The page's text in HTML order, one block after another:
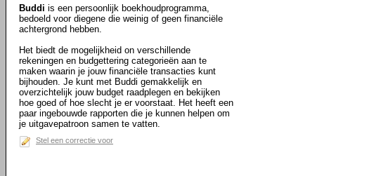
Buddi is een persoonlijk boekhoudprogramma,
bedoeld voor diegene die weinig of geen financiële
achtergrond hebben.
Het biedt de mogelijkheid on verschillende
rekeningen en budgettering categorieën aan te
maken waarin je jouw financiële transacties kunt
bijhouden. Je kunt met Buddi gemakkelijk en
overzichtelijk jouw budget raadplegen en bekijken
hoe goed of hoe slecht je er voorstaat. Het heeft een
paar ingebouwde rapporten die je kunnen helpen om
je uitgavepatroon samen te vatten.
Stel een correctie voor